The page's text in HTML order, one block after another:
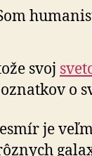
svoj
o
je